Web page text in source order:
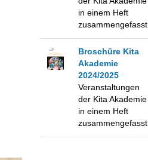
in einem Heft
zusammengefasst.
Broschüre Kita
Akademie
2024/2025
Veranstaltungen
der Kita Akademie
in einem Heft
zusammengefasst.